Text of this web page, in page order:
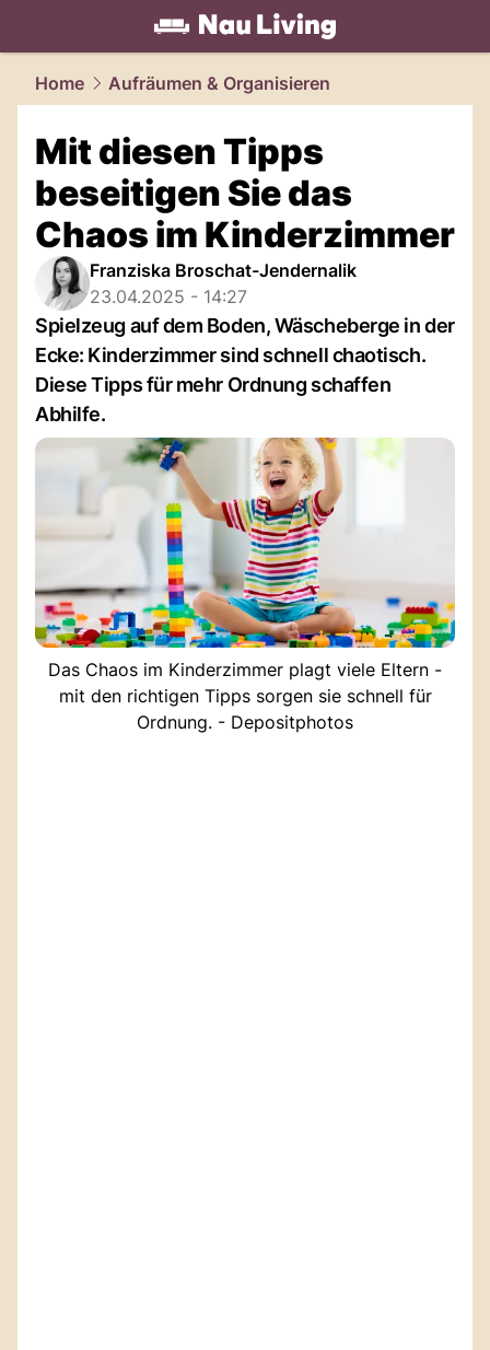
living.NAU.ch
Home Aufräumen & Organisieren
Mit diesen Tipps
beseitigen Sie das
Chaos im Kinderzimmer
Franziska Broschat-Jendernalik
23.04.2025 - 14:27
Spielzeug auf dem Boden, Wäscheberge in der
Ecke: Kinderzimmer sind schnell chaotisch.
Diese Tipps für mehr Ordnung schaffen
Abhilfe.
Das Chaos im Kinderzimmer plagt viele Eltern -
mit den richtigen Tipps sorgen sie schnell für
Ordnung. - Depositphotos